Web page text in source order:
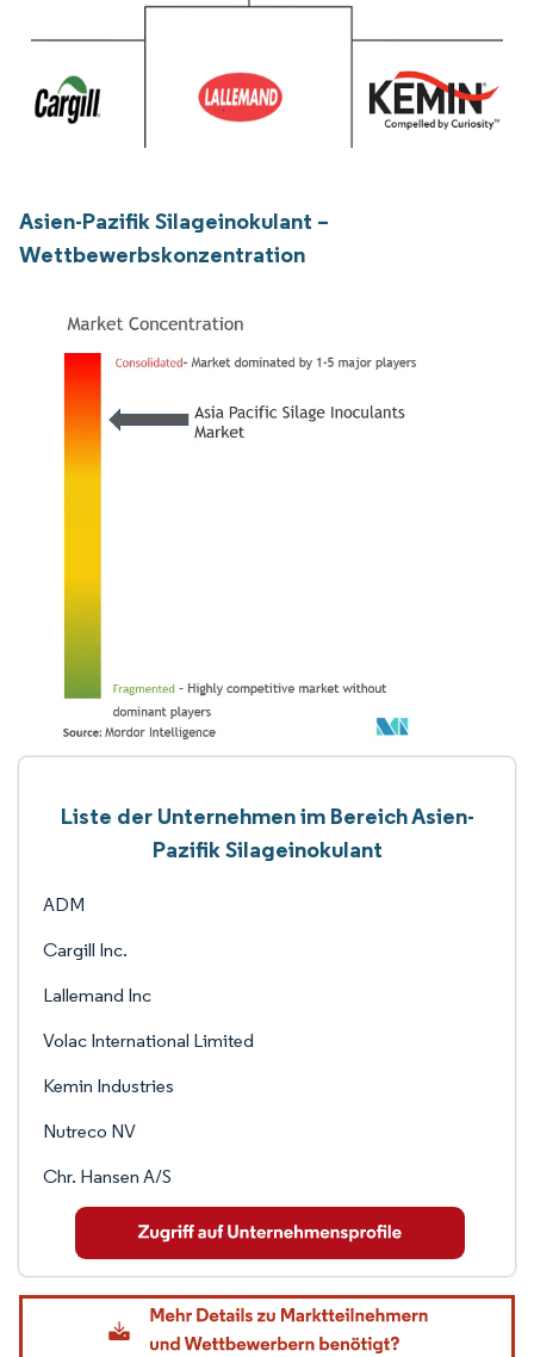
Asien-Pazifik Silageinokulant –
Wettbewerbskonzentration
Liste der Unternehmen im Bereich Asien-
Pazifik Silageinokulant
ADM
Cargill Inc.
Lallemand Inc
Volac International Limited
Kemin Industries
Nutreco NV
Chr. Hansen A/S